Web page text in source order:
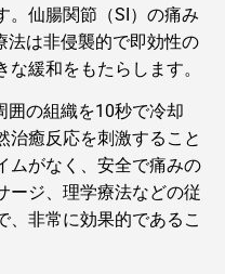
。仙腸関節（SI）の痛み
法は非侵襲的で即効性の
緩和をもたらします。
囲の組織を10秒で冷却
治癒反応を刺激すること
ムがなく、安全で痛みの
ージ、理学療法などの従
、非常に効果的であるこ